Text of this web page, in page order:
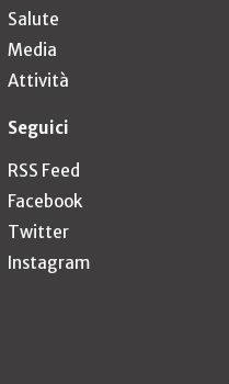
Salute
Media
Attività
Seguici
RSS Feed
Facebook
Twitter
Instagram